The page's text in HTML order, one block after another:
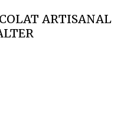
ARTISANAL